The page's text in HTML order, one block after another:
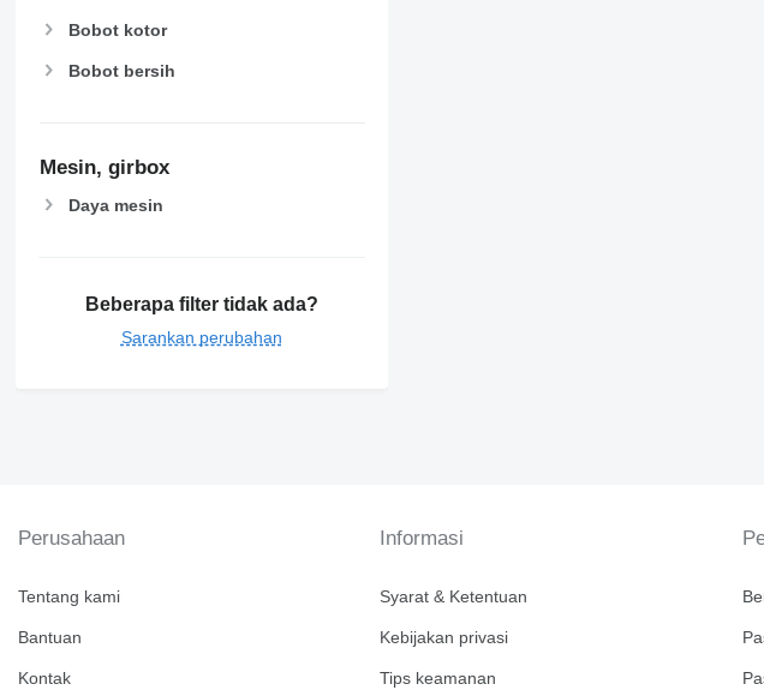
Bobot kotor
Bobot bersih
Mesin, girbox
Daya mesin
Beberapa filter tidak ada?
Sarankan perubahan
Perusahaan
Tentang kami
Bantuan
Kontak
Informasi
Syarat & Ketentuan
Kebijakan privasi
Tips keamanan